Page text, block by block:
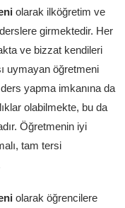
olarak ilköğretim ve
girmektedir. Her
ve bizzat kendileri
uymayan öğretmeni
yapma imkanına da
olabilmekte, bu da
Öğretmenin iyi
tam tersi
olarak öğrencilere